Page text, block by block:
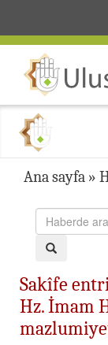
Ana sayfa »
Sakîfe
Hz. İmam